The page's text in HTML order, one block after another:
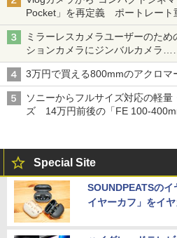
Pocket」を再定義 ポートレート
ミラーレスカメラユーザーのた
ションカメラにジンバルカメラ
3万円で買える800mmのアクロ
ソニーからフルサイズ対応の軽
ズ 14万円前後の「FE 100-
Special Site
SOUNDPEATSの
イヤーカフ」をイ